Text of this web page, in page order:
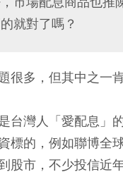
就對了嗎？
很多，但其中之一
台灣人「愛配息」
標的，例如聯博全
股市，不少投信近